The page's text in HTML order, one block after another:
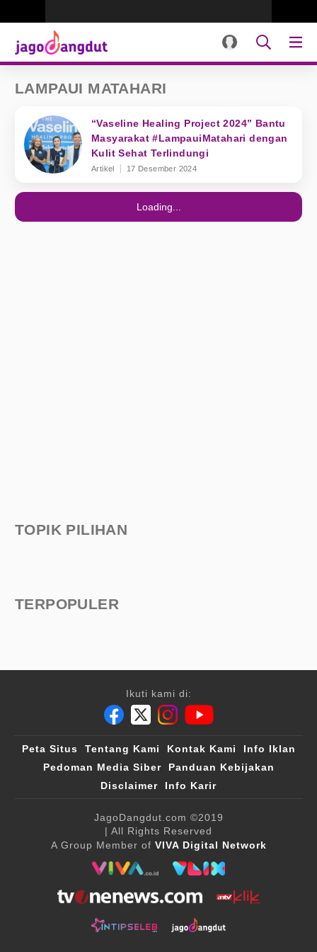
LAMPAUI MATAHARI
“Vaseline Healing Project 2024” Bantu
Masyarakat #LampauiMatahari dengan
Kulit Sehat Terlindungi
Artikel 17 Desember 2024
Loading...
TOPIK PILIHAN
TERPOPULER
Ikuti kami di:
Peta Situs Tentang Kami Kontak Kami
Info Iklan
Pedoman Media Siber
Panduan Kebijakan
Disclaimer
Info Karir
JagoDangdut.com ©2019
| All Rights Reserved
A Group Member of VIVA Digital Network